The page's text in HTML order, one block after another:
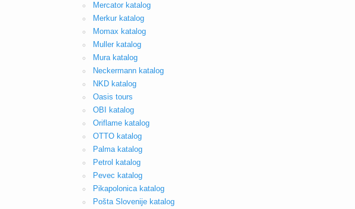
Mercator katalog
Merkur katalog
Momax katalog
Muller katalog
Mura katalog
Neckermann katalog
NKD katalog
Oasis tours
OBI katalog
Oriflame katalog
OTTO katalog
Palma katalog
Petrol katalog
Pevec katalog
Pikapolonica katalog
Pošta Slovenije katalog